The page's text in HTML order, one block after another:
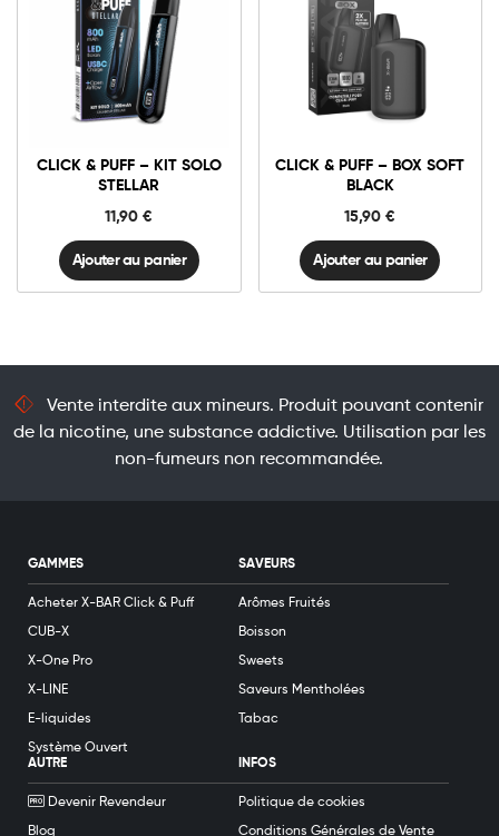
CLICK & PUFF – KIT SOLO
STELLAR
11,90€
Click
Puff
STELLAR
quantité
Ajouter au panier
CLICK & PUFF – BOX SOFT
BLACK
15,90€
Puff
Black
quantité
Ajouter au panier
Vente interdite aux mineurs. Produit pouvant contenir
de la nicotine, une substance addictive. Utilisation par les
non-fumeurs non recommandée.
GAMMES
Acheter X-BAR Click & Puff
CUB-X
X-One Pro
X-LINE
E-liquides
Système Ouvert
SAVEURS
Arômes Fruités
Boisson
Sweets
Saveurs Mentholées
Tabac
AUTRE
Devenir Revendeur
Blog
INFOS
Politique de cookies
Conditions Générales de Vente